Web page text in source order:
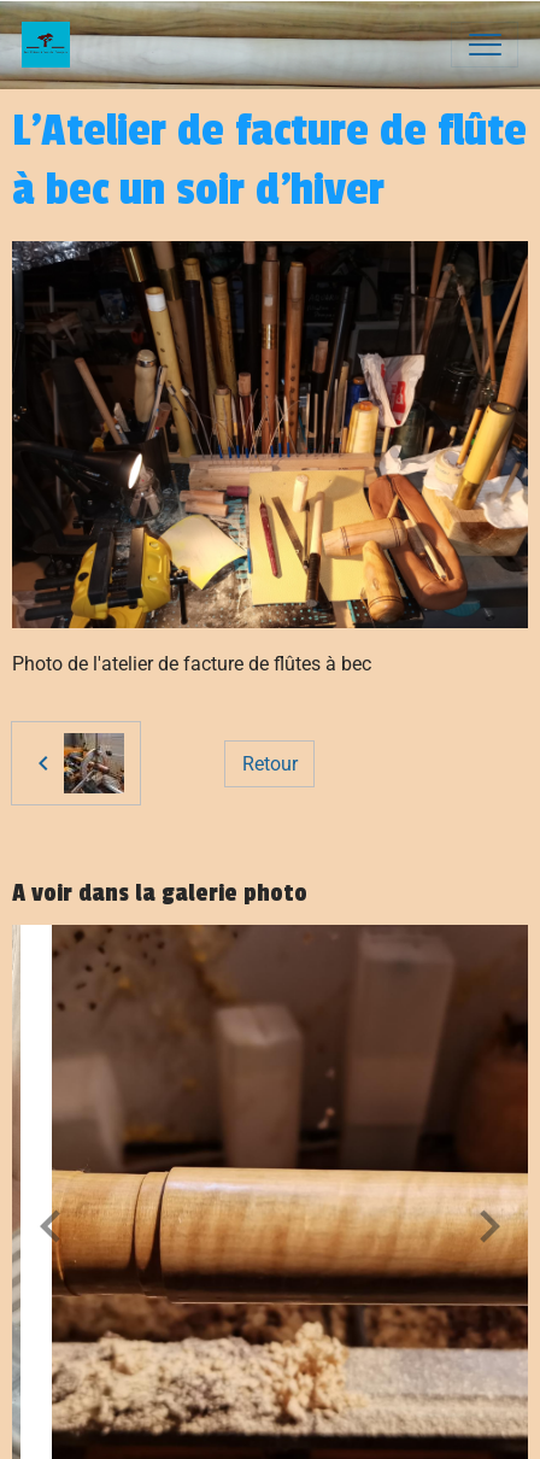
L'Atelier de facture de flûte
à bec un soir d'hiver
Photo de l'atelier de facture de flûtes à bec
Retour
A voir dans la galerie photo